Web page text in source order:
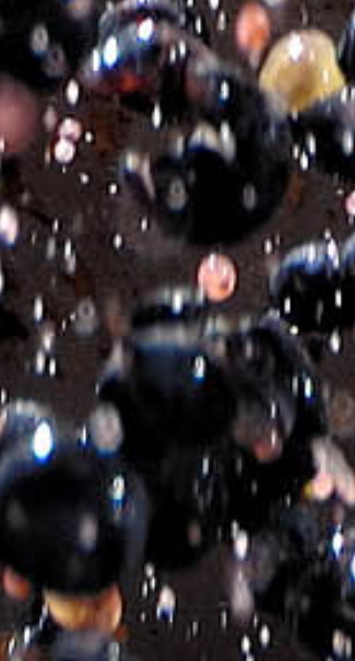
Brand THÈSE LIMITED EDITION
Sortenzusammensetzung KOTSIFALI-SYRAH
750ml
Artikelnummer:
460134-1-3
Kategorien:ROTWEINE ,TROCKENE WEINE
Ähnliche Produkte
Μ² WHITE
€ 9.50
Μ² ROSE